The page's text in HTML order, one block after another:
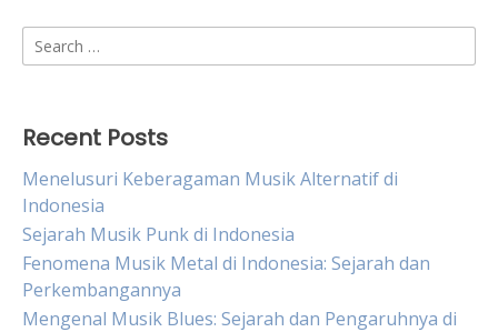
Search
for:
Recent Posts
Menelusuri Keberagaman Musik Alternatif di
Indonesia
Sejarah Musik Punk di Indonesia
Fenomena Musik Metal di Indonesia: Sejarah dan
Perkembangannya
Mengenal Musik Blues: Sejarah dan Pengaruhnya di